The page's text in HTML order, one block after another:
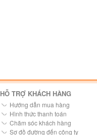
HỖ TRỢ KHÁCH HÀNG
Hướng dẫn mua hàng
Hình thức thanh toán
Chăm sóc khách hàng
Sơ đồ đường đến công ty